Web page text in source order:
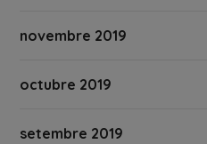
novembre 2019
octubre 2019
setembre 2019